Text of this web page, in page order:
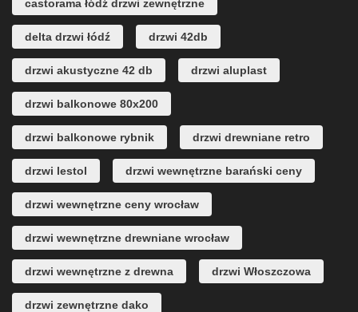
castorama łódź drzwi zewnętrzne
delta drzwi łódź drzwi 42db
drzwi akustyczne 42 db drzwi aluplast
drzwi balkonowe 80x200
drzwi balkonowe rybnik drzwi drewniane retro
drzwi lestol drzwi wewnętrzne barański ceny
drzwi wewnętrzne ceny wrocław
drzwi wewnętrzne drewniane wrocław
drzwi wewnętrzne z drewna drzwi Włoszczowa
drzwi zewnętrzne dako